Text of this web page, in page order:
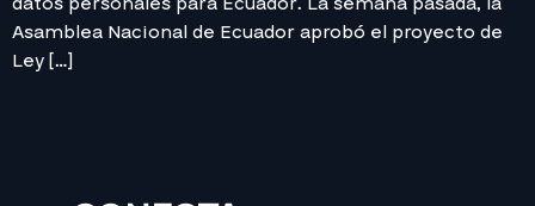
Asamblea Nacional de Ecuador aprobó el proyecto de
Ley […]